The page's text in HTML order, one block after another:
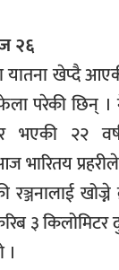
२६
यातना खेप्दै
परेकी छिन् ।
भएकी २२
भारितय
रञ्जनालाई
३ किलोमिटर
।